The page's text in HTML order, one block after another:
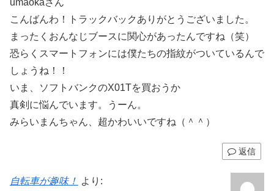
こんばんわ！トラックバックありがとうございました。
まったくおんなじブースに関心があったんですね（笑）
恐らくスマートフォンには僕たちの指紋がついているんで
しょうね！！
いま、ソフトバンクのX01Tを買おうか
真剣に悩んでいます。うーん。
みらいまんちゃん、超かわいいですね（＾＾）
返信
自転車が趣味！ より: